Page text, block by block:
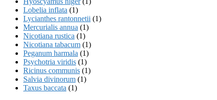
Lobelia inflata (1)
Lycianthes rantonnetii (1)
Mercurialis annua (1)
Nicotiana rustica (1)
Nicotiana tabacum (1)
Peganum harmala (1)
Psychotria viridis (1)
Ricinus communis (1)
Salvia divinorum (1)
Taxus baccata (1)